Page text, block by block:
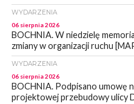
WYDARZENIA
06 sierpnia 2026
BOCHNIA. W niedzielę
zmiany w organizacji ruchu
WYDARZENIA
06 sierpnia 2026
BOCHNIA. Podpisano umowę
projektowej przebudowy ulicy